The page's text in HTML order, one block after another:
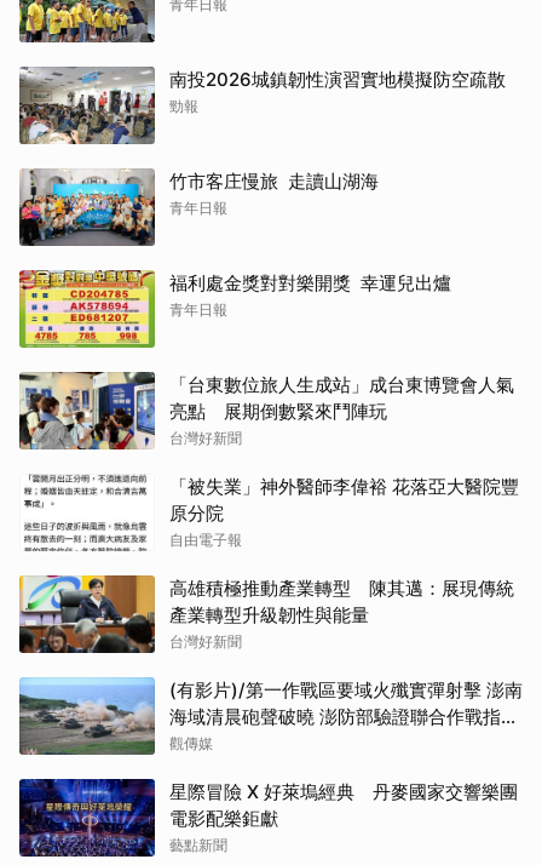
青年日報
南投2026城鎮韌性演習實地模擬防空疏散
勁報
竹市客庄慢旅 走讀山湖海
青年日報
福利處金獎對對樂開獎 幸運兒出爐
青年日報
「台東數位旅人生成站」成台東博覽會人氣
亮點 展期倒數緊來鬥陣玩
台灣好新聞
「被失業」神外醫師李偉裕 花落亞大醫院豐
原分院
自由電子報
高雄積極推動產業轉型 陳其邁：展現傳統
產業轉型升級韌性與能量
台灣好新聞
(有影片)/第一作戰區要域火殲實彈射擊 澎南
海域清晨砲聲破曉 澎防部驗證聯合作戰指管
效能
觀傳媒
星際冒險 X 好萊塢經典 丹麥國家交響樂團
電影配樂鉅獻
藝點新聞